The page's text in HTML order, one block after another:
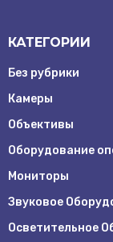
КАТЕГОРИИ
Без рубрики
Камеры
Объективы
Оборудование
Мониторы
Звуковое
Осветительное